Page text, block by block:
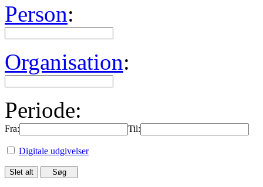
Person:
Organisation:
Periode:
Fra: Til:
Digitale udgivelser